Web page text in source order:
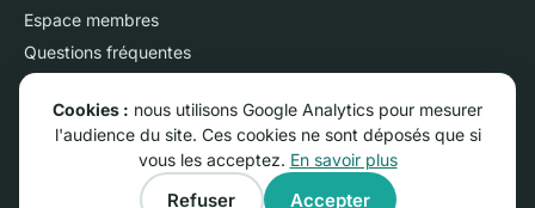
Espace membres
Questions fréquentes
Nous contacter
© RGNS Online - Tous droits réservés.
Cookies : nous utilisons Google Analytics pour mesurer
l'audience du site. Ces cookies ne sont déposés que si
vous les acceptez. En savoir plus
Refuser Accepter